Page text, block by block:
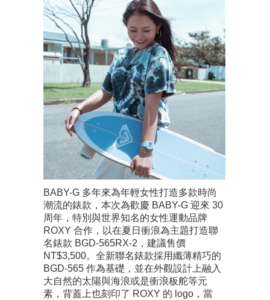
BABY-G 多年來為年輕女性打造多款時尚
潮流的錶款，本次為歡慶 BABY-G 迎來 30
周年，特別與世界知名的女性運動品牌
ROXY 合作，以在夏日衝浪為主題打造聯
名錶款 BGD-565RX-2，建議售價
NT$3,500。全新聯名錶款採用纖薄精巧的
BGD-565 作為基礎，並在外觀設計上融入
大自然的太陽與海浪或是衝浪板舵等元
素，背蓋上也刻印了 ROXY 的 logo，當